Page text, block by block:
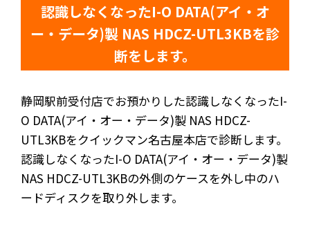
認識しなくなったI-O DATA(アイ・オ
ー・データ)製 NAS HDCZ-UTL3KBを診
断をします。
静岡駅前受付店でお預かりした認識しなくなったI-
O DATA(アイ・オー・データ)製 NAS HDCZ-
UTL3KBをクイックマン名古屋本店で診断します。
認識しなくなったI-O DATA(アイ・オー・データ)製
NAS HDCZ-UTL3KBの外側のケースを外し中のハ
ードディスクを取り外します。